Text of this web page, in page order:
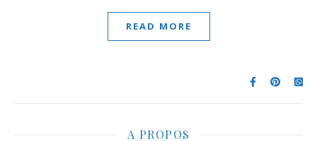
READ MORE
A PROPOS